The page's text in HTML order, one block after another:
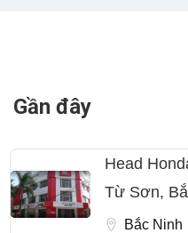
Gần đây
Head
Từ Sơn,
Bắc Ninh